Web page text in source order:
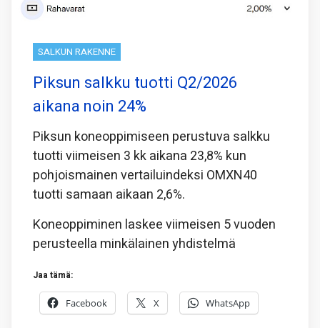
SALKUN RAKENNE
Piksun salkku tuotti Q2/2026
aikana noin 24%
Piksun koneoppimiseen perustuva salkku
tuotti viimeisen 3 kk aikana 23,8% kun
pohjoismainen vertailuindeksi OMXN40
tuotti samaan aikaan 2,6%.
Koneoppiminen laskee viimeisen 5 vuoden
perusteella minkälainen yhdistelmä
Jaa tämä:
Facebook X WhatsApp